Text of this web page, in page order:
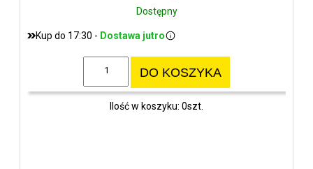
Dostępny
Kup do 17:30 - Dostawa jutro
DO KOSZYKA
Ilość w koszyku: 0szt.